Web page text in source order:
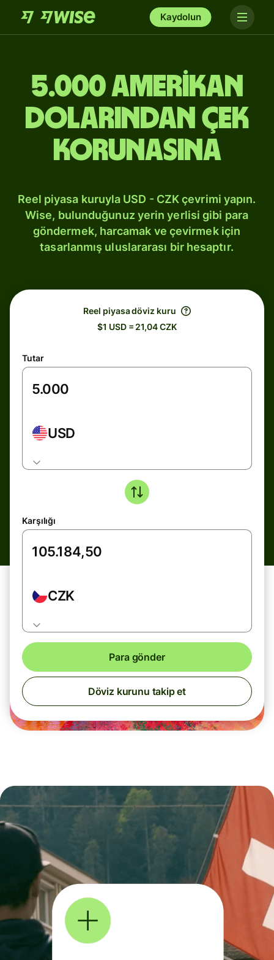
Kaydolun
5.000 Amerikan
dolarından Çek
korunasına
Reel piyasa kuruyla USD - CZK çevrimi yapın.
Wise, bulunduğunuz yerin yerlisi gibi para
göndermek, harcamak ve çevirmek için
tasarlanmış uluslararası bir hesaptır.
Reel piyasa döviz kuru
$1 USD = 21,04 CZK
Tutar
USD
Karşılığı
CZK
Para gönder
Döviz kurunu takip et